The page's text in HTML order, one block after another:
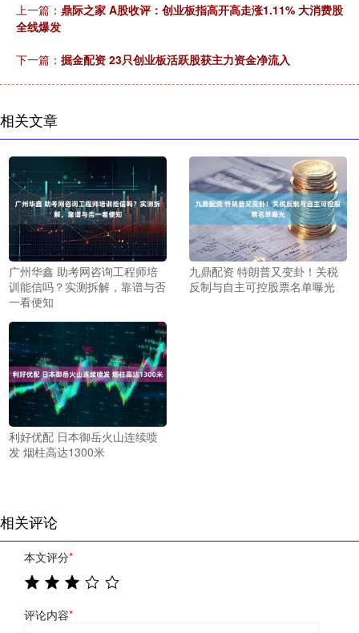
上一篇： 鼎际之家 A股收评：创业板指高开高走涨1.11% 大消费股
全线爆发
下一篇： 掘金配资 23只创业板活跃股获主力资金净流入
相关文章
广州华鑫 助考网咨询工程师培
训能信吗？实测拆解，靠谱与否
一看便知
九鼎配资 特朗普又变卦！关税
反制与自主可控股票名单曝光
利好优配 日本御岳火山连续喷
发 烟柱高达1300米
相关评论
本文评分*
评论内容*